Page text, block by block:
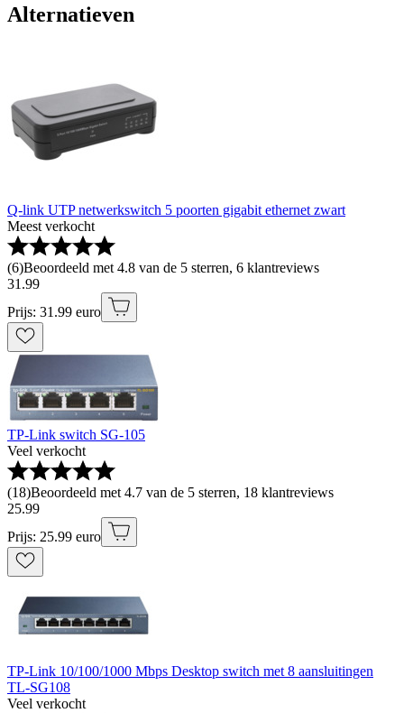
Alternatieven
Q-link UTP netwerkswitch 5 poorten gigabit ethernet zwart
Meest verkocht
(6)Beoordeeld met 4.8 van de 5 sterren, 6 klantreviews
31 .99
Prijs: 31.99 euro
TP-Link switch SG-105
Veel verkocht
(18)Beoordeeld met 4.7 van de 5 sterren, 18 klantreviews
25.99
Prijs: 25.99 euro
TP-Link 10/100/1000 Mbps Desktop switch met 8 aansluitingen
TL-SG108
Veel verkocht